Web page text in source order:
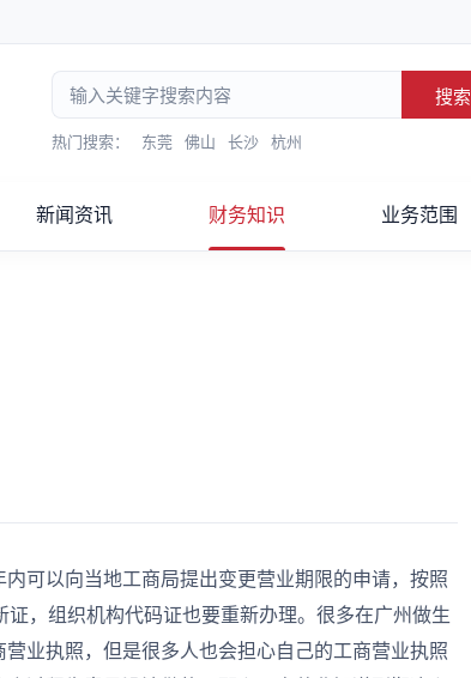
搜索
热门搜索： 东莞 佛山 长沙 杭州
新闻资讯 财务知识 业务范围
以向当地工商局提出变更营业期限的申请，按照
，组织机构代码证也要重新办理。很多在广州做生
营业执照，但是很多人也会担心自己的工商营业执照